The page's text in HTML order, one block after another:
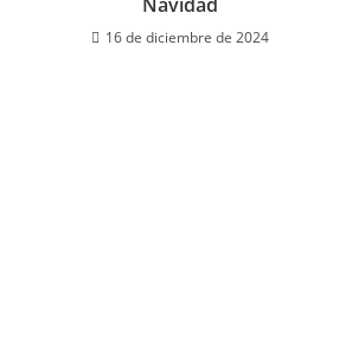
16 de diciembre de 2024